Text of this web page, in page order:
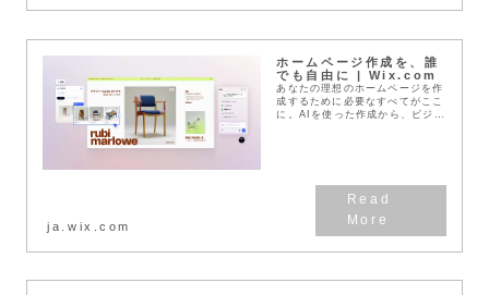
ホームページ作成を、誰
でも自由に | Wix.com
あなたの理想のホームページを作
成するために必要なすべてがここ
に。AIを使った作成から、ビジネ
ja.wix.com